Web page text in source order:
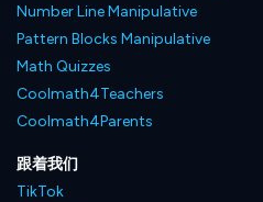
Number Line Manipulative
Pattern Blocks Manipulative
Math Quizzes
Coolmath4Teachers
Coolmath4Parents
跟着我们
TikTok